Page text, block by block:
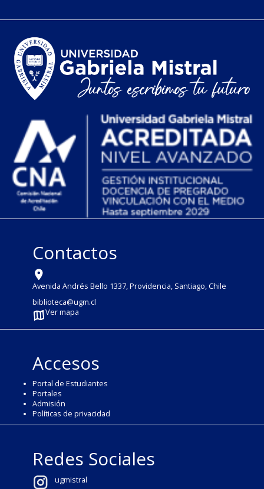
Contactos
Avenida Andrés Bello 1337, Providencia, Santiago, Chile
biblioteca@ugm.cl
Ver mapa
Accesos
Portal de Estudiantes
Portales
Admisión
Políticas de privacidad
Redes Sociales
ugmistral